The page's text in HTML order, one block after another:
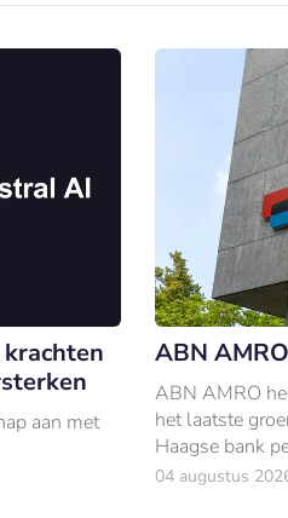
aan met
ABN
ABN AMRO
het laatste
Haagse bank
van ABN
04 augustus